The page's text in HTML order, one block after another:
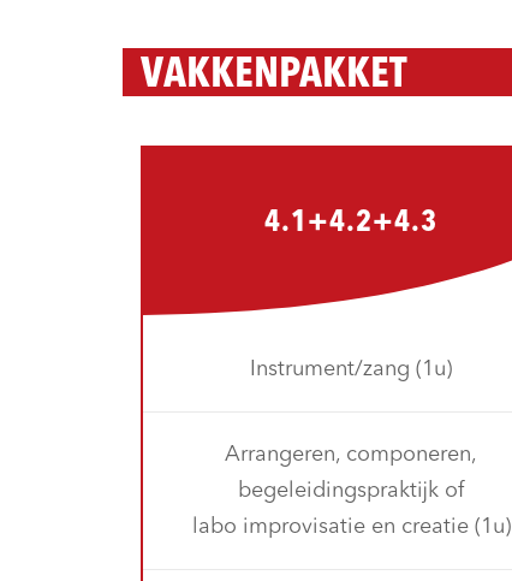
VAKKENPAKKET
4.1+4.2+4.3
Instrument/zang (1u)
Arrangeren, componeren,
begeleidingspraktijk of
labo improvisatie en creatie (1u)